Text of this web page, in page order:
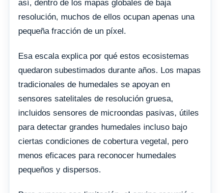
así, dentro de los mapas globales de baja
resolución, muchos de ellos ocupan apenas una
pequeña fracción de un píxel.
Esa escala explica por qué estos ecosistemas
quedaron subestimados durante años. Los mapas
tradicionales de humedales se apoyan en
sensores satelitales de resolución gruesa,
incluidos sensores de microondas pasivas, útiles
para detectar grandes humedales incluso bajo
ciertas condiciones de cobertura vegetal, pero
menos eficaces para reconocer humedales
pequeños y dispersos.